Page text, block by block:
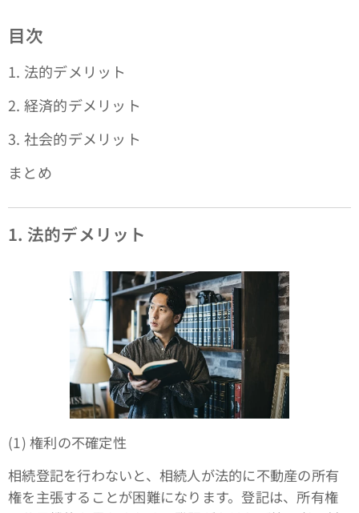
目次
1. 法的デメリット
2. 経済的デメリット
3. 社会的デメリット
まとめ
1. 法的デメリット
(1) 権利の不確定性
相続登記を行わないと、相続人が法的に不動産の所有
権を主張することが困難になります。登記は、所有権